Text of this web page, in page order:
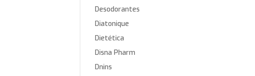
Desodorantes
Diatonique
Dietética
Disna Pharm
Dnins